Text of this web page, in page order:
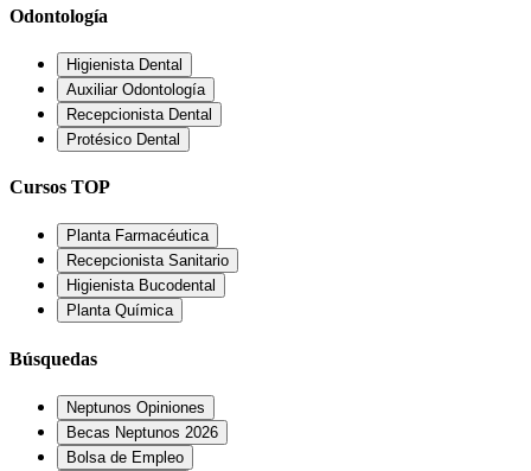
Odontología
Higienista Dental
Auxiliar Odontología
Recepcionista Dental
Protésico Dental
Cursos TOP
Planta Farmacéutica
Recepcionista Sanitario
Higienista Bucodental
Planta Química
Búsquedas
Neptunos Opiniones
Becas Neptunos 2026
Bolsa de Empleo